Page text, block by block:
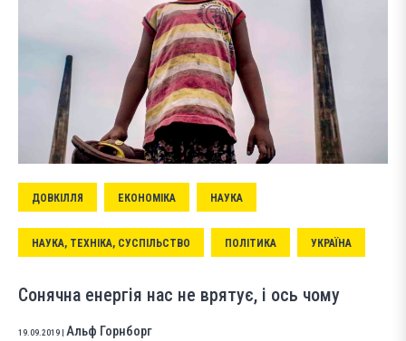
ДОВКІЛЛЯ ЕКОНОМІКА НАУКА
НАУКА, ТЕХНІКА, СУСПІЛЬСТВО ПОЛІТИКА УКРАЇНА
Сонячна енергія нас не врятує, і ось чому
19.09.2019 Альф Горнборг